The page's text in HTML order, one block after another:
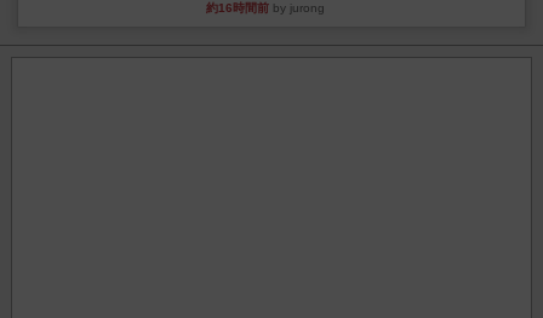
約16時間前 by jurong